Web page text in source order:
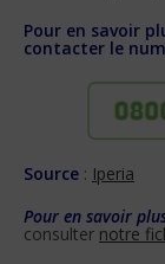
Pour en savoir
contacter le
Source : Iperia
Pour en savoir
consulter notre